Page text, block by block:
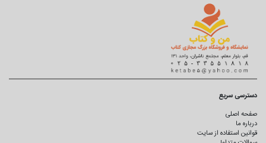
دسترسی سریع
صفحه اصلی
درباره ما
قوانین استفاده از سایت